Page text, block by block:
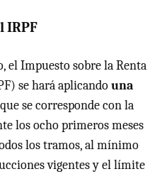
IRPF
el Impuesto sobre la Renta
se hará aplicandouna
se corresponde con la
los ocho primeros meses
los tramos, al mínimo
vigentes y el límite